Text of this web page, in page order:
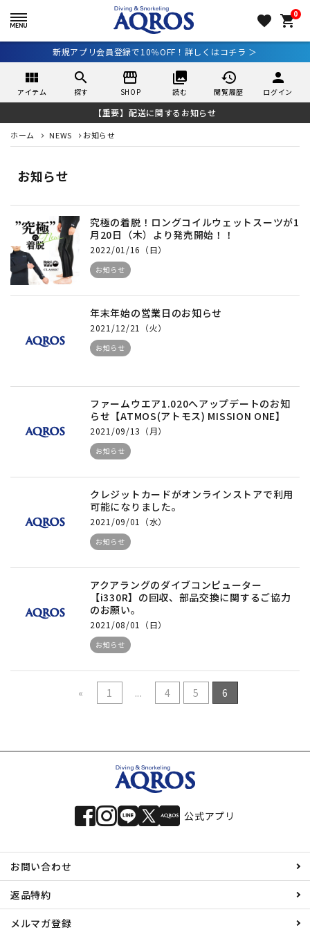
favorite 0
shopping_cart
新規アプリ会員登録で10％OFF！詳しくはコチラ ＞
view_module
アイテム
search
探す
storefront
SHOP
collections
読む
history
閲覧履歴
person
ログイン
【重要】配送に関するお知らせ
ホーム NEWS お知らせ
お知らせ
究極の着脱！ロングコイルウェットスーツが1
月20日（木）より発売開始！！
2022/01/16（日）
お知らせ
年末年始の営業日のお知らせ
2021/12/21（火）
お知らせ
ファームウエア1.020へアップデートのお知
らせ【ATMOS(アトモス) MISSION ONE】
2021/09/13（月）
お知らせ
クレジットカードがオンラインストアで利用
可能になりました。
2021/09/01（水）
お知らせ
アクアラングのダイブコンピューター
【i330R】の回収、部品交換に関するご協力
のお願い。
2021/08/01（日）
お知らせ
« 1 ... 4 5 6
公式アプリ
お問い合わせ
返品特約
メルマガ登録